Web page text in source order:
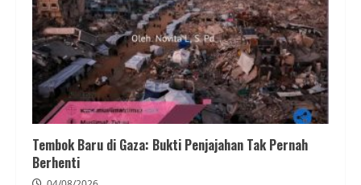
Tembok Baru di Gaza: Bukti Penjajahan Tak Pernah
Berhenti